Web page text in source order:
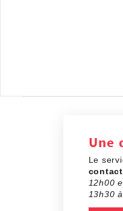
Une
Le
contact
12h00
13h30